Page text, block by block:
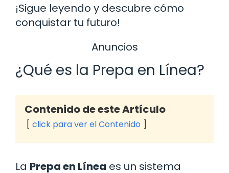
¡Sigue leyendo y descubre cómo
conquistar tu futuro!
Anuncios
¿Qué es la Prepa en Línea?
Contenido de este Artículo
click para ver el Contenido
La Prepa en Línea es un sistema